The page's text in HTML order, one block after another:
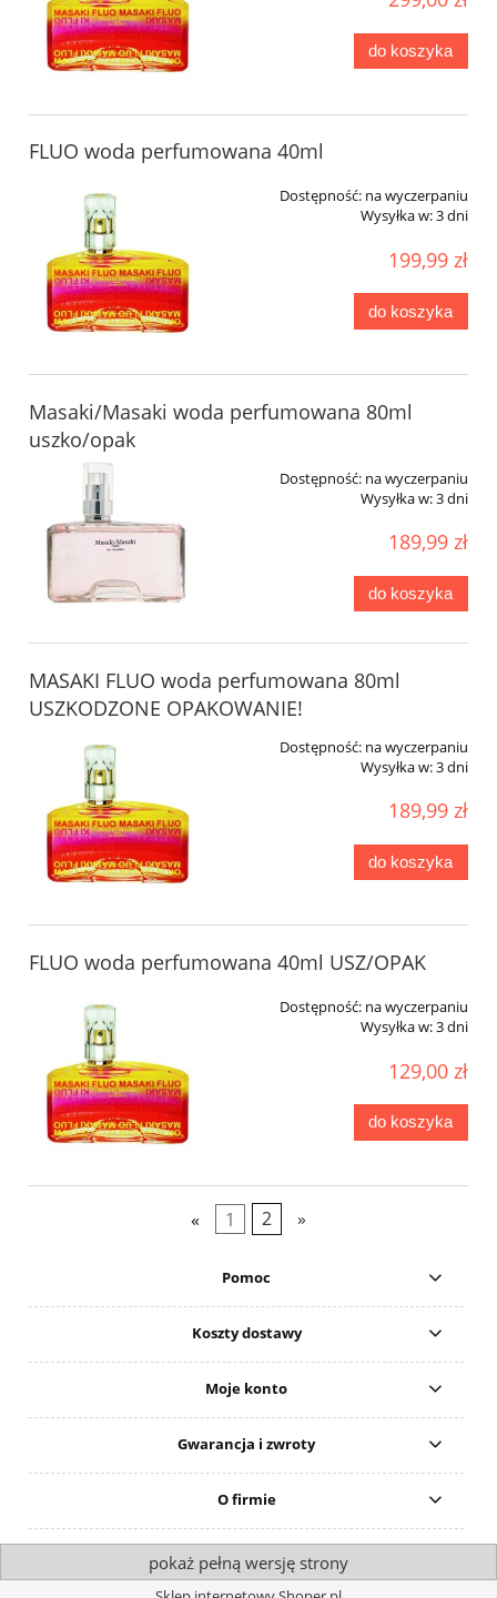
do koszyka
FLUO woda perfumowana 40ml
Dostępność: na wyczerpaniu
Wysyłka w:3 dni
199,99 zł
do koszyka
Masaki/Masaki woda perfumowana 80ml
uszko/opak
Dostępność: na wyczerpaniu
Wysyłka w:3 dni
189,99 zł
do koszyka
MASAKI FLUO woda perfumowana 80ml
USZKODZONE OPAKOWANIE!
Dostępność: na wyczerpaniu
Wysyłka w:3 dni
189,99 zł
do koszyka
FLUO woda perfumowana 40ml USZ/OPAK
Dostępność: na wyczerpaniu
Wysyłka w:3 dni
129,00 zł
do koszyka
« 1 2 »
Pomoc
Koszty dostawy
Moje konto
Gwarancja i zwroty
O firmie
pokaż pełną wersję strony